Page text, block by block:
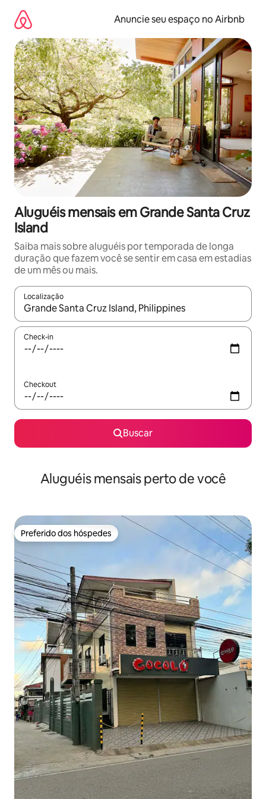
para
conteúdo
Anuncie seu espaço no Airbnb
Aluguéis mensais em Grande Santa Cruz
Island
Saiba mais sobre aluguéis por temporada de longa
duração que fazem você se sentir em casa em estadias
de um mês ou mais.
Localização
Quando os resultados estiverem disponíveis, explore-os
Check-in
Checkout
Buscar
Aluguéis mensais perto de você
Preferido dos hóspedes
Preferido dos hóspedes